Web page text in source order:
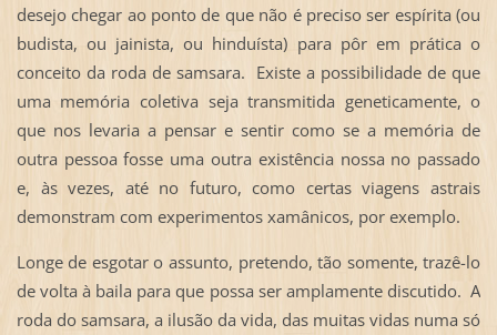
desejo chegar ao ponto de que não é preciso ser espírita (ou
budista, ou jainista, ou hinduísta) para pôr em prática o
conceito da roda de samsara. Existe a possibilidade de que
uma memória coletiva seja transmitida geneticamente, o
que nos levaria a pensar e sentir como se a memória de
outra pessoa fosse uma outra existência nossa no passado
e, às vezes, até no futuro, como certas viagens astrais
demonstram com experimentos xamânicos, por exemplo.
Longe de esgotar o assunto, pretendo, tão somente, trazê-lo
de volta à baila para que possa ser amplamente discutido. A
roda do samsara, a ilusão da vida, das muitas vidas numa só